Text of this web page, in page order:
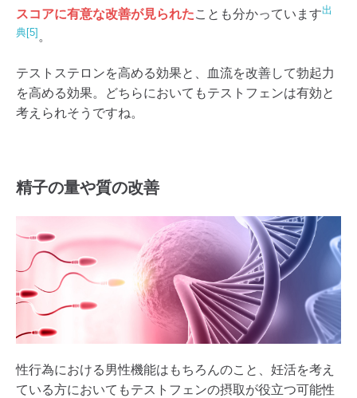
スコアに有意な改善が見られたことも分かっています出
典[5] 。
テストステロンを高める効果と、血流を改善して勃起力
を高める効果。どちらにおいてもテストフェンは有効と
考えられそうですね。
精子の量や質の改善
性行為における男性機能はもちろんのこと、妊活を考え
ている方においてもテストフェンの摂取が役立つ可能性